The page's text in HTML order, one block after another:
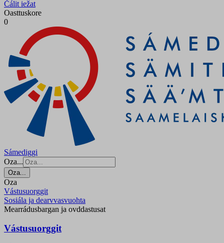
Čálit iežat
Oasttuskore
0
Sámediggi
Oza...
Oza...
Oza
Vástusuorggit
Sosiála ja dearvvasvuohta
Mearrádusbargan ja ovddastusat
Vástusuorggit